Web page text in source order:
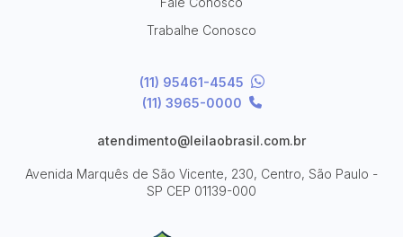
Trabalhe Conosco
(11) 95461-4545
(11) 3965-0000
atendimento@leilaobrasil.com.br
Avenida Marquês de São Vicente, 230, Centro, São Paulo -
SP CEP 01139-000